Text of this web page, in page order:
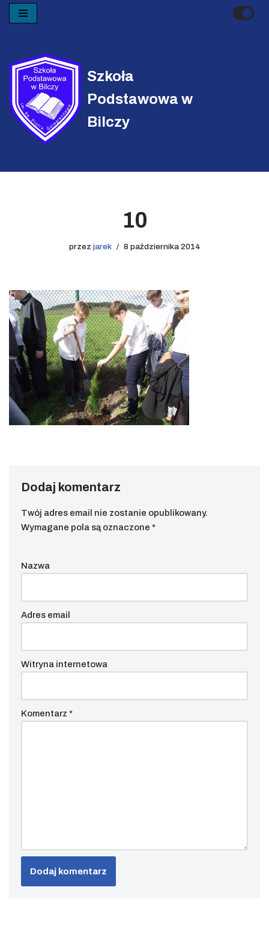
treści
Szkoła
Podstawowa w
Bilczy
10
przez jarek 8 października 2014
Dodaj komentarz
Twój adres email nie zostanie opublikowany.
Wymagane pola są oznaczone *
Nazwa
Adres email
Witryna internetowa
Komentarz *